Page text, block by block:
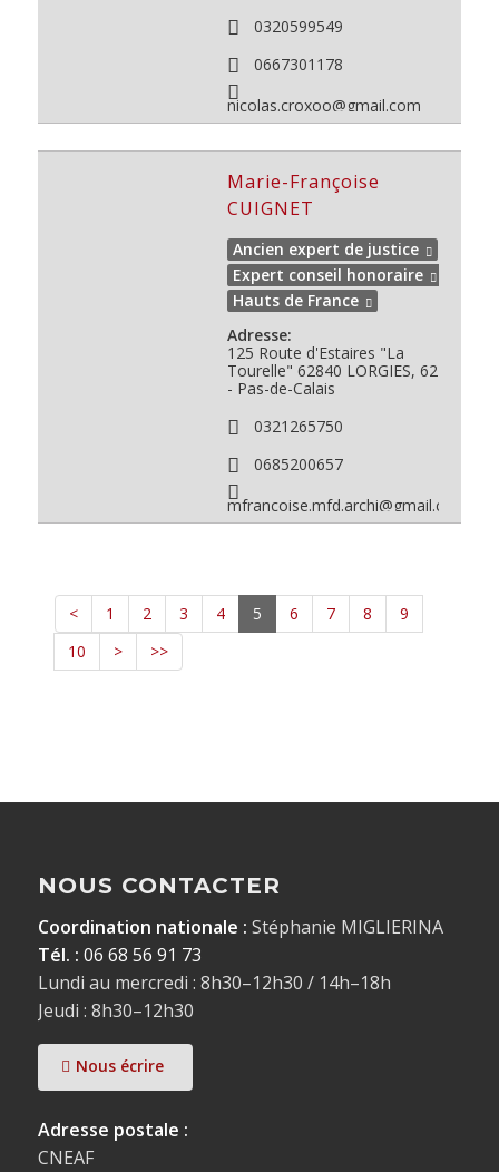
0320599549
0667301178
nicolas.croxoo@gmail.com
Marie-Françoise
CUIGNET
Ancien expert de justice
Expert conseil honoraire
Hauts de France
Adresse:
125 Route d'Estaires "La
Tourelle" 62840 LORGIES, 62
- Pas-de-Calais
0321265750
0685200657
mfrancoise.mfd.archi@gmail.com
< 1 2 3 4 5 6 7 8
9
10
> >>
NOUS CONTACTER
Coordination nationale : Stéphanie MIGLIERINA
Tél. : 06 68 56 91 73
Lundi au mercredi : 8h30–12h30 / 14h–18h
Jeudi : 8h30–12h30
Nous écrire
Adresse postale :
CNEAF